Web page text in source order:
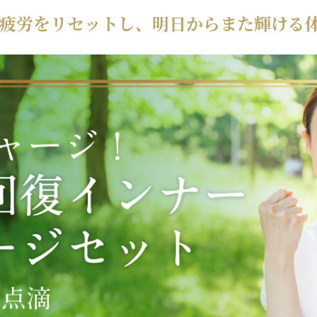
労をリセットし、明日からまた輝ける